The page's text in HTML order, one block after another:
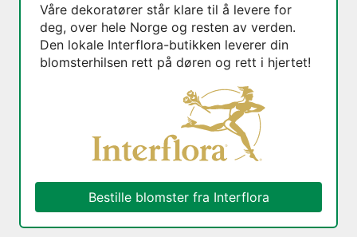
Våre dekoratører står klare til å levere for
deg, over hele Norge og resten av verden.
Den lokale Interflora-butikken leverer din
blomsterhilsen rett på døren og rett i hjertet!
Bestille blomster fra Interflora